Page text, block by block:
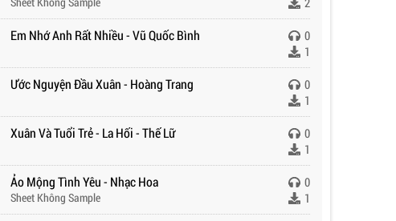
Em Nhớ Anh Rất Nhiều - Vũ Quốc Bình
0
1
Ước Nguyện Đầu Xuân - Hoàng Trang
0
1
Xuân Và Tuổi Trẻ - La Hối - Thế Lữ
0
1
Ảo Mộng Tình Yêu - Nhạc Hoa
Sheet Không Sample
0
1